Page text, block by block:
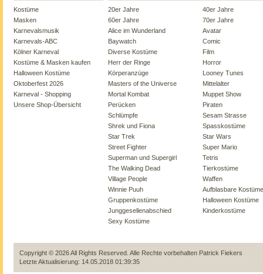
Kostüme
Masken
Karnevalsmusik
Karnevals-ABC
Kölner Karneval
Kostüme & Masken kaufen
Halloween Kostüme
Oktoberfest 2026
Karneval - Shopping
Unsere Shop-Übersicht
20er Jahre
40er Jahre
60er Jahre
70er Jahre
Alice im Wunderland
Avatar
Baywatch
Comic
Diverse Kostüme
Film
Herr der Ringe
Horror
Körperanzüge
Looney Tunes
Masters of the Universe
Mittelalter
Mortal Kombat
Muppet Show
Perücken
Piraten
Schlümpfe
Sesam Strasse
Shrek und Fiona
Spasskostüme
Star Trek
Star Wars
Street Fighter
Super Mario
Superman und Supergirl
Tetris
The Walking Dead
Tierkostüme
Village People
Waffen
Winnie Puuh
Aufblasbare Kostüme
Gruppenkostüme
Halloween Kostüme
Junggesellenabschied
Kinderkostüme
Sexy Kostüme
Copyright © 2026 All Rights Reserved. Alle Rechte vorbehalten Patrick Fiekers
Letzte Aktualisierung: 14.05.2018 01:39:35